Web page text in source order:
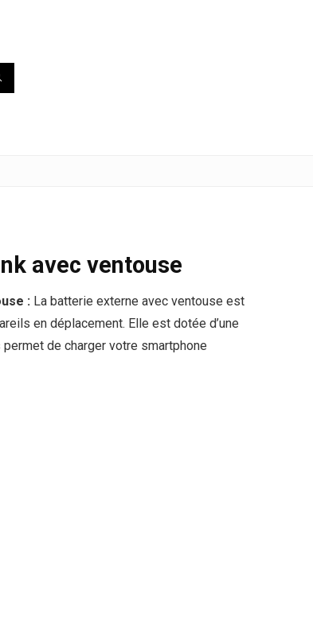
avec ventouse
: La batterie externe avec ventouse est
en déplacement. Elle est dotée d’une
de charger votre smartphone